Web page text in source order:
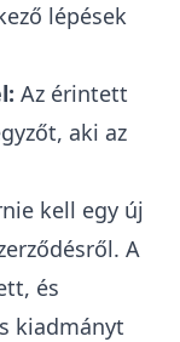
lépések
Az érintett
aki az
kell egy új
A
és
kiadmányt